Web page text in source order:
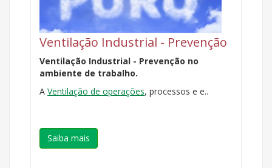
Ventilação Industrial - Prevenção
Ventilação Industrial - Prevenção no
ambiente de trabalho.
A Ventilação de operações, processos e e..
Saiba mais